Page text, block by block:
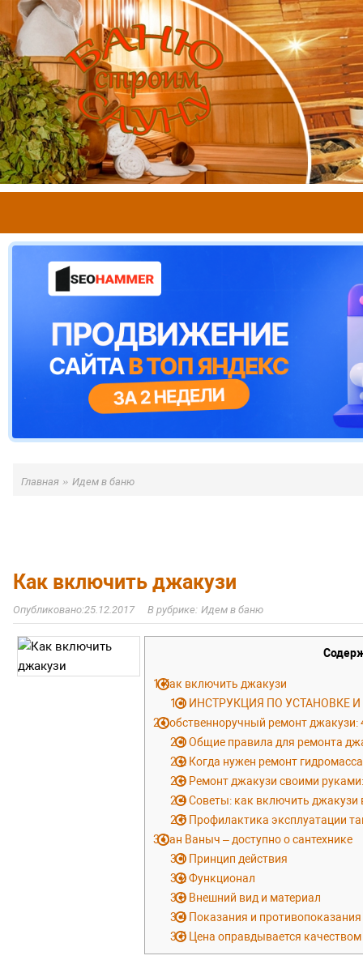
Главная » Идем в баню
Как включить джакузи
25.12.2017 Идем в баню
1Как включить джакузи
1.1 ИНСТРУКЦИЯ ПО УСТАНОВКЕ
2Собственноручный ремонт джакузи:
2.1Общие правила для ремонта
2.2 Когда нужен ремонт
2.3 Ремонт джакузи своими
2.4Советы: как включить джакузи
2.5 Профилактика эксплуатации
3Сан Ваныч – доступно о сантехнике
3.1 Принцип действия
3.2Функционал
3.3 Внешний вид и материал
3.4 Показания и противопоказания
3.5 Цена оправдывается качеством